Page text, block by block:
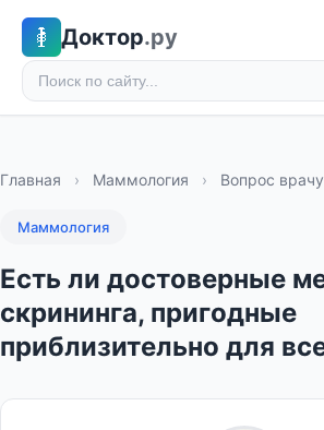
Доктор.ру
Главная › Маммология › Вопрос врачу
Маммология
Есть ли достоверные
скрининга, пригодные
приблизительно для